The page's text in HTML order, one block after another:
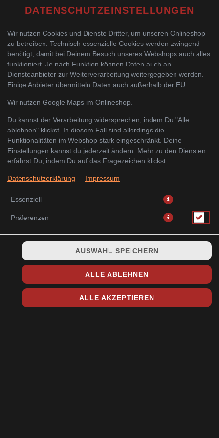
PIKANTE SAUCE MIT
KNUSPRIGER ENTE
mit frischem Gemüse
15,90 € *
DATENSCHUTZEINSTELLUNGEN
Wir nutzen Cookies und Dienste Dritter, um unseren Onlineshop
zu betreiben. Technisch essenzielle Cookies werden zwingend
benötigt, damit bei Deinem Besuch unseres Webshops auch alles
funktioniert. Je nach Funktion können Daten auch an
Diensteanbieter zur Weiterverarbeitung weitergegeben werden.
Einige Anbieter übermitteln Daten auch außerhalb der EU.
Wir nutzen Google Maps im Onlineshop.
Du kannst der Verarbeitung widersprechen, indem Du "Alle
ablehnen" klickst. In diesem Fall sind allerdings die
Funktionalitäten im Webshop stark eingeschränkt. Deine
Einstellungen kannst du jederzeit ändern. Mehr zu den Diensten
erfährst Du, indem Du auf das Fragezeichen klickst.
Datenschutzerklärung Impressum
Essenziell
Präferenzen
AUSWAHL SPEICHERN
ALLE ABLEHNEN
ALLE AKZEPTIEREN